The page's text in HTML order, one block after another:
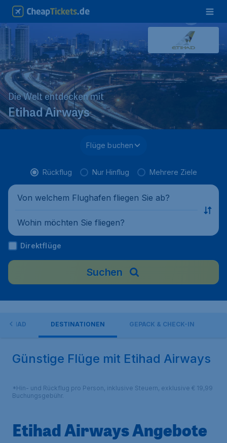
Die Welt entdecken mit
Etihad Airways
Flüge buchen
Rückflug Nur Hinflug Mehrere Ziele
Von welchem Flughafen fliegen Sie ab?
Wohin möchten Sie fliegen?
Direktflüge
Suchen
ETIHAD DESTINATIONEN GEPÄCK & CHECK-IN
Günstige Flüge mit Etihad Airways
*Hin- und Rückflug pro Person, inklusive Steuern, exklusive € 19,99
Buchungsgebühr.
Etihad Airways Angebote